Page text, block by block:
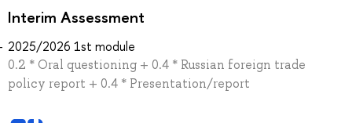
Interim Assessment
2025/2026 1st module
0.2 * Oral questioning + 0.4 * Russian foreign trade
policy report + 0.4 * Presentation/report